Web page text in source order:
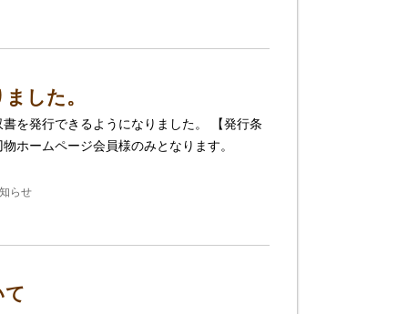
した。
を発行できるようになりました。 【発行条
物ホームページ会員様のみとなります。
らせ
て